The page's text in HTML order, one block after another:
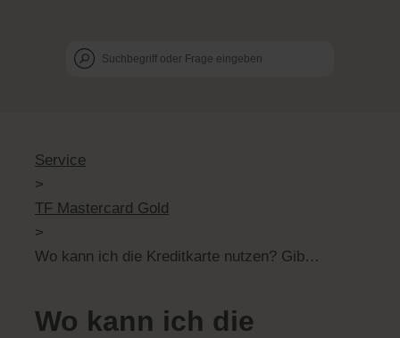
Service
>
TF Mastercard Gold
>
Wo kann ich die Kreditkarte nutzen? Gibt es Ausnahmen?
Wo kann ich die